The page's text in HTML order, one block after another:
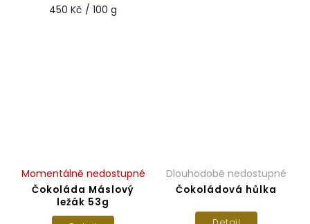
450 Kč / 100 g
Čokoláda Máslový
ležák 53g
Momentálně nedostupné
Čokoládová hůlka
Dlouhodobě nedostupné